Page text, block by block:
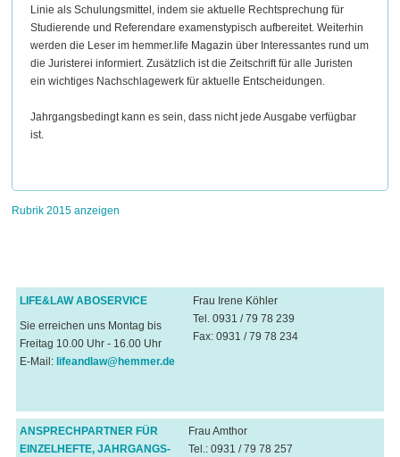
Linie als Schulungsmittel, indem sie aktuelle Rechtsprechung für
Studierende und Referendare examenstypisch aufbereitet. Weiterhin
werden die Leser im hemmer.life Magazin über Interessantes rund um
die Juristerei informiert. Zusätzlich ist die Zeitschrift für alle Juristen
ein wichtiges Nachschlagewerk für aktuelle Entscheidungen.
Jahrgangsbedingt kann es sein, dass nicht jede Ausgabe verfügbar
ist.
Rubrik 2015 anzeigen
LIFE&LAW ABOSERVICE
Sie erreichen uns Montag bis
Freitag 10.00 Uhr - 16.00 Uhr
E-Mail: lifeandlaw@hemmer.de
Frau Irene Köhler
Tel. 0931 / 79 78 239
Fax: 0931 / 79 78 234
ANSPRECHPARTNER FÜR
EINZELHEFTE, JAHRGANGS-
Frau Amthor
Tel.: 0931 / 79 78 257